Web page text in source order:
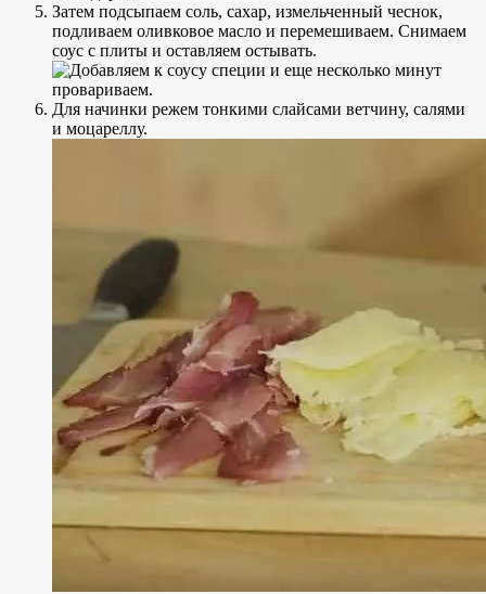
Затем подсыпаем соль, сахар, измельченный чеснок,
подливаем оливковое масло и перемешиваем. Снимаем
соус с плиты и оставляем остывать.
Для начинки режем тонкими слайсами ветчину, салями
и моцареллу.